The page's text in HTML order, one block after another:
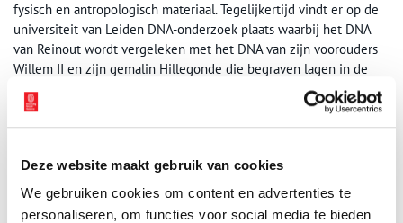
Deze website maakt gebruik van cookies
We gebruiken cookies om content en advertenties te
personaliseren, om functies voor social media te bieden
fysisch en antropologisch materiaal. Tegelijkertijd vindt er op de
universiteit van Leiden DNA-onderzoek plaats waarbij het DNA
van Reinout wordt vergeleken met het DNA van zijn voorouders
Willem II en zijn gemalin Hillegonde die begraven lagen in de
Engelmunduskerk van Velsen. In het najaar zal over de resultaten
een lezing worden gehouden. Op 23 april is er een open dag.